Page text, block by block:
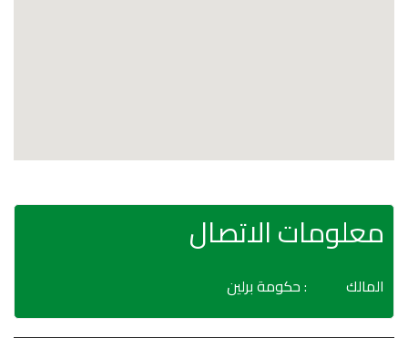
معلومات الاتصال
المالك : حكومة برلين